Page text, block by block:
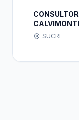
SUCRE